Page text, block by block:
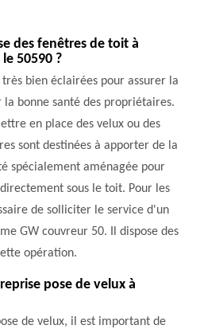
des fenêtres de toit à
50590 ?
bien éclairées pour assurer la
bonne santé des propriétaires.
en place des velux ou des
sont destinées à apporter de la
spécialement aménagée pour
sous le toit. Pour les
de solliciter le service d'un
GW couvreur 50. Il dispose des
opération.
pose de velux à
de velux, il est important de